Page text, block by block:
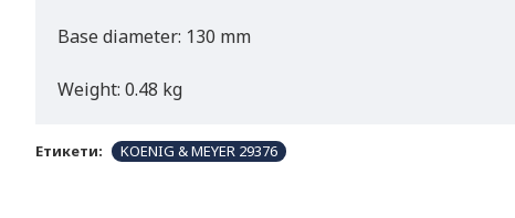
Base diameter: 130 mm
Weight: 0.48 kg
Етикети: KOENIG & MEYER 29376